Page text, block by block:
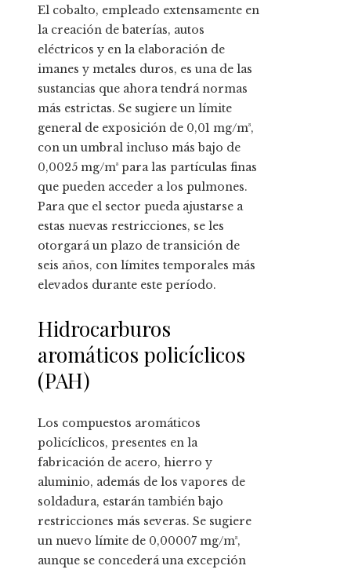
El cobalto, empleado extensamente en
la creación de baterías, autos
eléctricos y en la elaboración de
imanes y metales duros, es una de las
sustancias que ahora tendrá normas
más estrictas. Se sugiere un límite
general de exposición de 0,01 mg/m³,
con un umbral incluso más bajo de
0,0025 mg/m³ para las partículas finas
que pueden acceder a los pulmones.
Para que el sector pueda ajustarse a
estas nuevas restricciones, se les
otorgará un plazo de transición de
seis años, con límites temporales más
elevados durante este período.
Hidrocarburos
aromáticos policíclicos
(PAH)
Los compuestos aromáticos
policíclicos, presentes en la
fabricación de acero, hierro y
aluminio, además de los vapores de
soldadura, estarán también bajo
restricciones más severas. Se sugiere
un nuevo límite de 0,00007 mg/m³,
aunque se concederá una excepción